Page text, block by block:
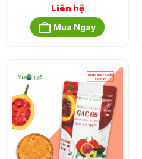
Liên hệ
Mua Ngay